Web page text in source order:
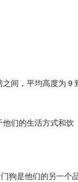
间，平均高度为 9
们的生活方式和饮
狗是他们的另一个